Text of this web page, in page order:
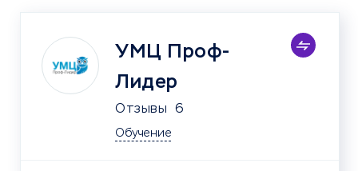
УМЦ Проф-
Лидер
Отзывы 6
Обучение